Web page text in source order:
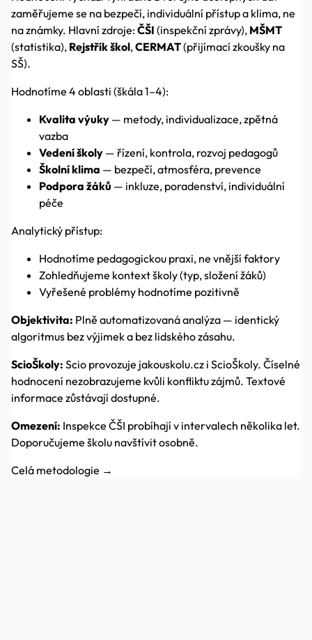
zaměřujeme se na bezpečí, individuální přístup a klima, ne
na známky. Hlavní zdroje:ČŠI (inspekční zprávy), MŠMT
(statistika), Rejstřík škol,CERMAT(přijímací zkoušky na
SŠ).
Hodnotíme 4 oblasti (škála 1–4):
Kvalita výuky — metody, individualizace, zpětná
vazba
Vedení školy — řízení, kontrola, rozvoj pedagogů
Školní klima — bezpečí, atmosféra, prevence
Podpora žáků — inkluze, poradenství, individuální
péče
Analytický přístup:
Hodnotíme pedagogickou praxi, ne vnější faktory
Zohledňujeme kontext školy (typ, složení žáků)
Vyřešené problémy hodnotíme pozitivně
Objektivita: Plně automatizovaná analýza — identický
algoritmus bez výjimek a bez lidského zásahu.
ScioŠkoly: Scio provozuje jakouskolu.cz i ScioŠkoly. Číselné
hodnocení nezobrazujeme kvůli konfliktu zájmů. Textové
informace zůstávají dostupné.
Omezení: Inspekce ČŠI probíhají v intervalech několika let.
Doporučujeme školu navštívit osobně.
Celá metodologie →